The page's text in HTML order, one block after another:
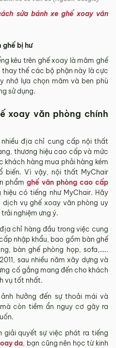
sửa bánh xe ghế xoay văn
ghế bị hư
kêu trên ghế xoay là mâm ghế
thay thế các bộ phận này là cực
nhớ lựa chọn mâm và ben phù
sử dụng.
xoay văn phòng chính
địa chỉ cung cấp nội thất
thương hiệu cao cấp và mức
khách hàng mua phải hàng kém
biến. Vì vậy, nội thất MyChair
phẩmghế văn phòng cao cấp
có tiếng như MyChair. Hãy
vụ ghế xoay văn phòng uy
nghiệm ưng ý.
chỉ hàng đầu trong việc cung
nhập khẩu, bao gồm bàn ghế
bàn ghế phòng họp, sofa,…..
sau nhiều năm xây dựng và
cố gắng mang đến cho khách
vụ tốt nhất.
hưởng đến sự thoải mái và
còn tiềm ẩn nguy cơ gây ra
giải quyết sự việc phát ra tiếng
da, bạn cũng nên học từ kinh